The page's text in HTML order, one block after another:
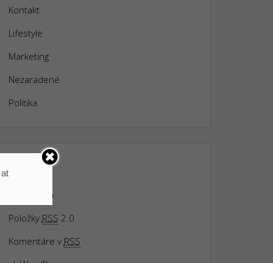
Kontakt
Lifestyle
Marketing
Nezaradené
Politika
Prihlásiť sa
Položky RSS 2.0
Komentáre v RSS